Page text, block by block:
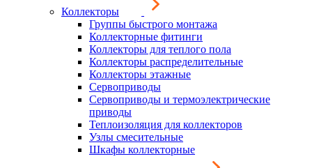
Коллекторы
Группы быстрого монтажа
Коллекторные фитинги
Коллекторы для теплого пола
Коллекторы распределительные
Коллекторы этажные
Сервоприводы
Сервоприводы и термоэлектрические
приводы
Теплоизоляция для коллекторов
Узлы смесительные
Шкафы коллекторные